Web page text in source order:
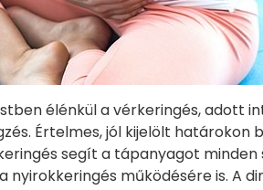
élénkül a vérkeringés, adott
Értelmes, jól kijelölt határokon
segít a tápanyagot minden
nyirokkeringés működésére is. A